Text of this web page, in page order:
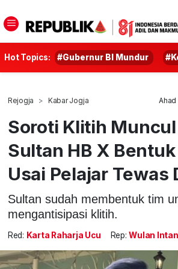
Hot Topics: #Gubernur BI Mundur
Rejogja Kabar Jogja Ahad
Soroti Klitih
Sultan HB X
Usai Pelajar Tewas
Sultan sudah membentuk tim
mengantisipasi klitih.
Red: Karta Raharja Ucu Rep: Wulan